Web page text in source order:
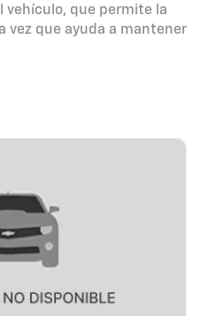
vehículo, que permite la
vez que ayuda a mantener